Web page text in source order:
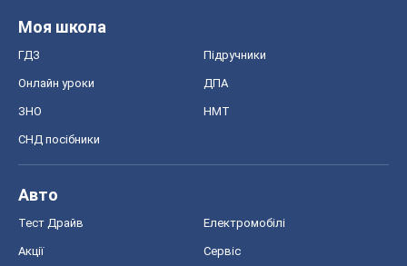
Моя школа
ГДЗ Підручники
Онлайн уроки ДПА
ЗНО НМТ
СНД посібники
Авто
Тест Драйв Електромобілі
Акції Сервіс